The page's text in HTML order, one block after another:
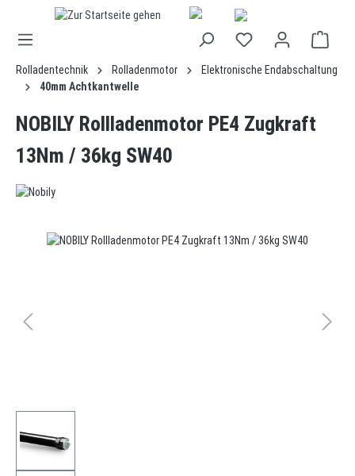
springen
Rolladentechnik Rolladenmotor
Elektronische Endabschaltung
40mm Achtkantwelle
NOBILY Rollladenmotor PE4 Zugkraft
13Nm / 36kg SW40
Bildergalerie überspringen